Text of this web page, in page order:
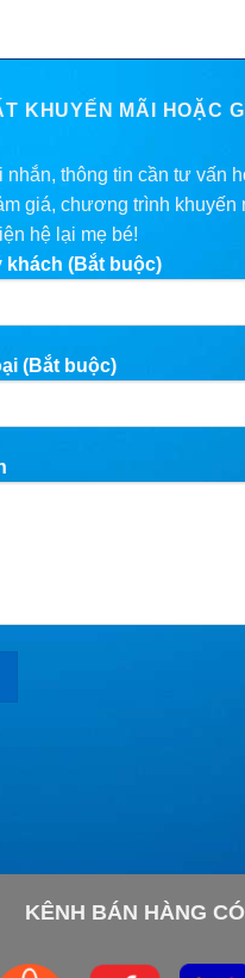
KHUYẾN MÃI HOẶC
thông tin cần tư vấn
giá, chương trình khuyến
hệ lại mẹ bé!
khách (Bắt buộc)
(Bắt buộc)
KÊNH BÁN HÀNG